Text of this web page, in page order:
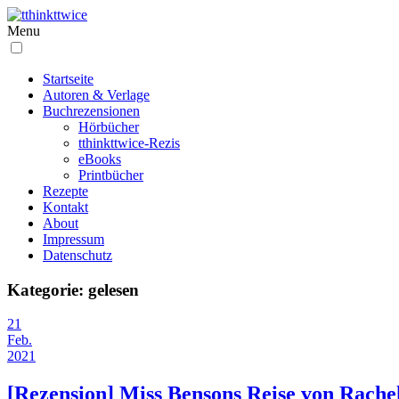
Menu
Startseite
Autoren & Verlage
Buchrezensionen
Hörbücher
tthinkttwice-Rezis
eBooks
Printbücher
Rezepte
Kontakt
About
Impressum
Datenschutz
Kategorie: gelesen
21
Feb.
2021
[Rezension] Miss Bensons Reise von